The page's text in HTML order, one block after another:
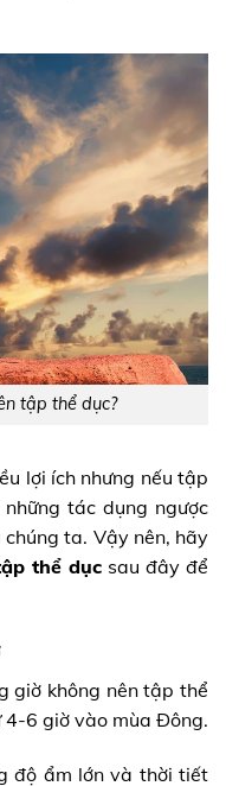
tập thể dục?
lợi ích nhưng nếu tập
tác dụng ngược
ta. Vậy nên, hãy
thể dụcsau đây để
giờ không nên tập thể
4-6 giờ vào mùa Đông.
độ ẩm lớn và thời tiết